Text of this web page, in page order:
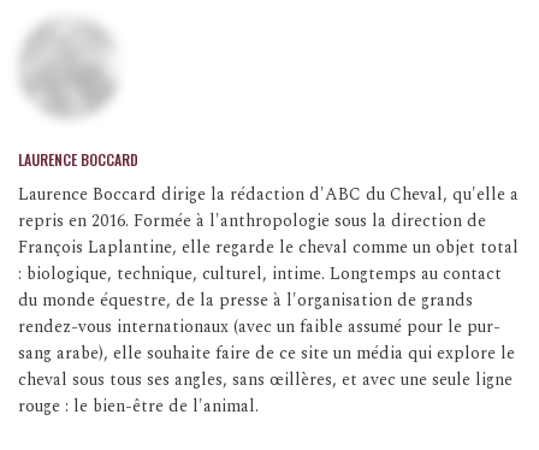
LAURENCE BOCCARD
Laurence Boccard dirige la rédaction d'ABC du Cheval, qu'elle a
repris en 2016. Formée à l'anthropologie sous la direction de
François Laplantine, elle regarde le cheval comme un objet total
: biologique, technique, culturel, intime. Longtemps au contact
du monde équestre, de la presse à l'organisation de grands
rendez-vous internationaux (avec un faible assumé pour le pur-
sang arabe), elle souhaite faire de ce site un média qui explore le
cheval sous tous ses angles, sans œillères, et avec une seule ligne
rouge : le bien-être de l'animal.